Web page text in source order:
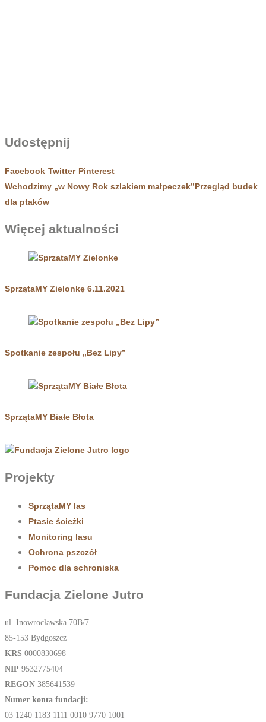
Udostępnij
Facebook Twitter Pinterest
Wchodzimy „w Nowy Rok szlakiem małpeczek”Przegląd budek
dla ptaków
Więcej aktualności
SprzątaMY Zielonkę 6.11.2021
Spotkanie zespołu „Bez Lipy”
SprzątaMY Białe Błota
Projekty
SprzątaMY las
Ptasie ścieżki
Monitoring lasu
Ochrona pszczół
Pomoc dla schroniska
Fundacja Zielone Jutro
ul. Inowrocławska 70B/7
85-153 Bydgoszcz
KRS 0000830698
NIP 9532775404
REGON 385641539
Numer konta fundacji:
03 1240 1183 1111 0010 9770 1001